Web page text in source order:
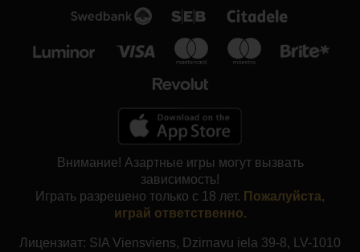
Внимание! Азартные игры могут вызвать
зависимость!
Играть разрешено только с 18 лет. Пожалуйста,
играй ответственно.
Лицензиат: SIA Viensviens, Dzirnavu iela 39-8, LV-1010